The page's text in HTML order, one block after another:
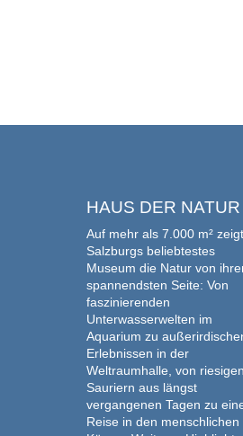
HAUS DER NATUR
Auf mehr als 7.000 m² zeigt
Salzburgs beliebtestes
Museum die Natur von
spannendsten Seite: Von
faszinierenden
Unterwasserwelten im
Aquarium zu
Erlebnissen in der
Weltraumhalle, von riesigen
Sauriern aus längst
vergangenen Tagen zu
Reise in den menschlichen